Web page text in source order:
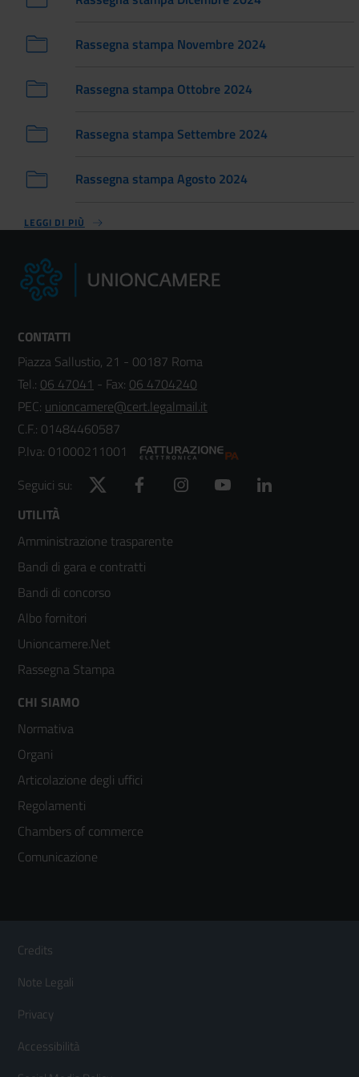
Rassegna stampa Novembre 2024
Rassegna stampa Ottobre 2024
Rassegna stampa Settembre 2024
Rassegna stampa Agosto 2024
LEGGI DI PIÙ
CONTATTI
Piazza Sallustio, 21 - 00187 Roma
Tel.: 06 47041 - Fax: 06 4704240
PEC: unioncamere@cert.legalmail.it
C.F.: 01484460587
P.Iva: 01000211001
Seguici su:
Twitter Facebook Instagram YouTube
Footer
menù
colonna
2
UTILITÀ
Amministrazione trasparente
Bandi di gara e contratti
Bandi di concorso
Albo fornitori
Unioncamere.Net
Rassegna Stampa
Footer
menù
colonna
3
CHI SIAMO
Normativa
Organi
Articolazione degli uffici
Regolamenti
Chambers of commerce
Comunicazione
Footer
Menù
orizzontale
Credits
Note Legali
Privacy
Accessibilità